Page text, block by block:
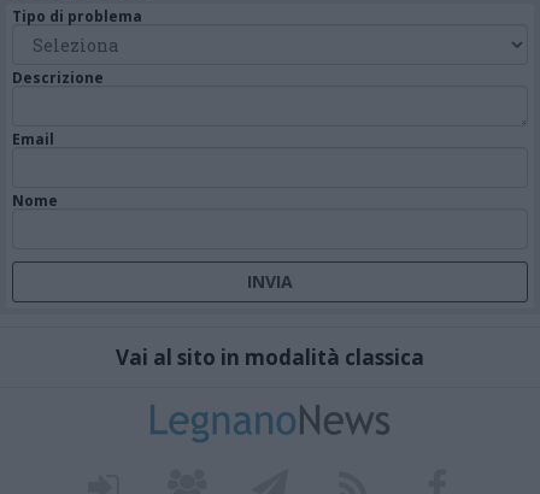
Tipo di problema
Descrizione
Email
Nome
Vai al sito in modalità classica